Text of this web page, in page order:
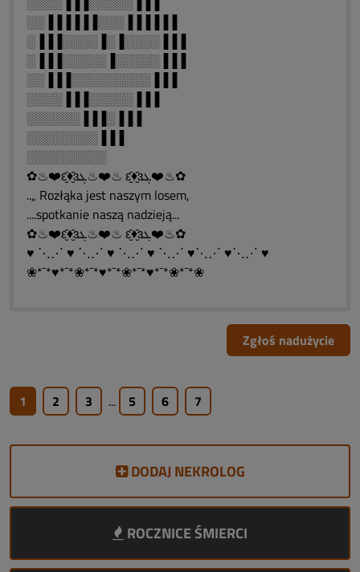
░░▐▐▐▐▐▐░░░▐▐▐▐▐▐
░▐▐▐░░░░▐░▐░░░░▐▐▐
░▐▐▐░░░░░▐░░░░░▐▐▐
░░▐▐▐░░░░░░░░░▐▐▐
░░░░▐▐▐░░░░░▐▐▐
░░░░░░▐▐▐░▐▐▐
░░░░░░░░▐▐▐
░░░░░░░░░
✿♨❤️ԑ̮̑♦̮̑ɜܓ♨❤️♨ ԑ̮̑♦̮̑ɜܓ❤️♨✿
..„ Rozłąka jest naszym losem,
....spotkanie naszą nadzieją...
✿♨❤️ԑ̮̑♦̮̑ɜܓ♨❤️♨ ԑ̮̑♦̮̑ɜܓ❤️♨✿
♥ ⋱⋰ ♥ ⋱⋰ ♥ ⋱⋰ ♥ ⋱⋰ ♥⋱⋰ ♥⋱⋰ ♥
❀*¯*♥*¯*❀*¯*♥*¯*❀*¯*♥*¯*❀*¯*❀
Zgłoś nadużycie
1 2 3 ... 5 6 7
DODAJ NEKROLOG
ROCZNICE ŚMIERCI